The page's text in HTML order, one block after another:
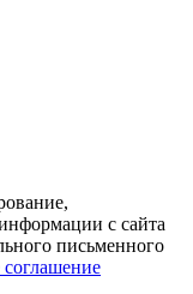
с сайта
письменного
соглашение